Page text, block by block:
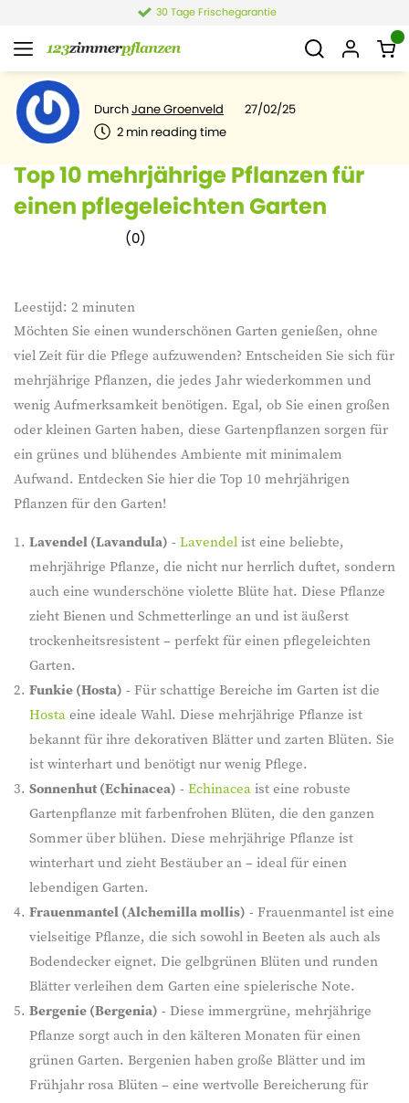
4,4 von 6.021 Bewertungen
DurchJane Groenveld
27/02/25
2 min reading time
Top 10 mehrjährige Pflanzen für
einen pflegeleichten Garten
(0)
Leestijd: 2 minuten
Möchten Sie einen wunderschönen Garten genießen, ohne
viel Zeit für die Pflege aufzuwenden? Entscheiden Sie sich für
mehrjährige Pflanzen, die jedes Jahr wiederkommen und
wenig Aufmerksamkeit benötigen. Egal, ob Sie einen großen
oder kleinen Garten haben, diese Gartenpflanzen sorgen für
ein grünes und blühendes Ambiente mit minimalem
Aufwand. Entdecken Sie hier die Top 10 mehrjährigen
Pflanzen für den Garten!
Lavendel (Lavandula) - Lavendelist eine beliebte,
mehrjährige Pflanze, die nicht nur herrlich duftet, sondern
auch eine wunderschöne violette Blüte hat. Diese Pflanze
zieht Bienen und Schmetterlinge an und ist äußerst
trockenheitsresistent – perfekt für einen pflegeleichten
Garten.
Funkie (Hosta) - Für schattige Bereiche im Garten ist die
Hostaeine ideale Wahl. Diese mehrjährige Pflanze ist
bekannt für ihre dekorativen Blätter und zarten Blüten. Sie
ist winterhart und benötigt nur wenig Pflege.
Sonnenhut (Echinacea) - Echinaceaist eine robuste
Gartenpflanze mit farbenfrohen Blüten, die den ganzen
Sommer über blühen. Diese mehrjährige Pflanze ist
winterhart und zieht Bestäuber an – ideal für einen
lebendigen Garten.
Frauenmantel (Alchemilla mollis) - Frauenmantel ist eine
vielseitige Pflanze, die sich sowohl in Beeten als auch als
Bodendecker eignet. Die gelbgrünen Blüten und runden
Blätter verleihen dem Garten eine spielerische Note.
Bergenie (Bergenia) - Diese immergrüne, mehrjährige
Pflanze sorgt auch in den kälteren Monaten für einen
grünen Garten. Bergenien haben große Blätter und im
Frühjahr rosa Blüten – eine wertvolle Bereicherung für